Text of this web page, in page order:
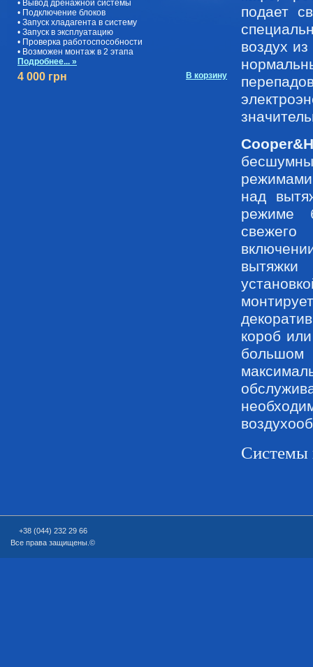
• Вывод дренажной системы
• Подключение блоков
• Запуск хладагента в систему
• Запуск в эксплуатацию
• Проверка работоспособности
• Возможен монтаж в 2 этапа
Подробнее... »
4 000 грн В корзину
подает
воздух
режимами
над
режиме
вытяжки
короб
большом
Системы
+38 (044) 232 29 66
Все права защищены.©